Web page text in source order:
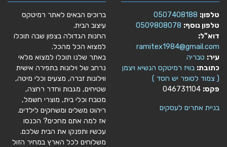
טלפון: 0507408188
טלפון נוסף: 0509808078
דוא"ל:
ramitex1984@gmail.com
עיר: טבריה
כתובת: בוויז רמיטקס הנשיא ויצמן
( צמוד לסופר יש חסד )
פקס:
בניית אתרים לעסקים
ברוכים הבאים לאתר רמיטקס
עיצוב הבית.
החנות הגדולה בצפון שבה תוכלו
למצוא הכל מהכל.
באתר שלנו תוכלו למצוא מלאי
נרחב של וילונות בתפירה אישית
ווילונות זברה, מצעים וכלי מיטה,
שטיחים, מגבות וחדר רחצה,
מטבח וכלי בית, מוצרי חשמל,
ריהוט משלים ומשחקים לילדים.
אז למה אתם מחכים? הכנסו
עכשיו ותפנקו את הבית שלכם.
משלוחים לכל הארץ במחיר הזול